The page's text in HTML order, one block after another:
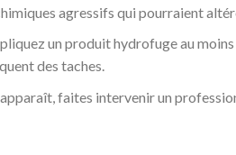
agressifs qui pourraient
un produit hydrofuge au moins
des taches.
apparaît, faites intervenir un